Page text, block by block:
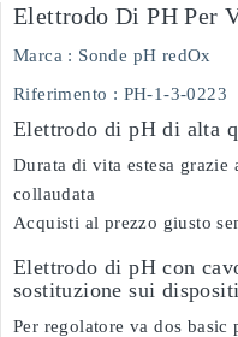
Elettrodo Di PH Per
Marca : Sonde pH redOx
Riferimento : PH-1-3-0223
Elettrodo di pH di alta
Durata di vita estesa
collaudata
Acquisti al prezzo giusto
Elettrodo di pH con
sostituzione sui
Per regolatore va dos basic